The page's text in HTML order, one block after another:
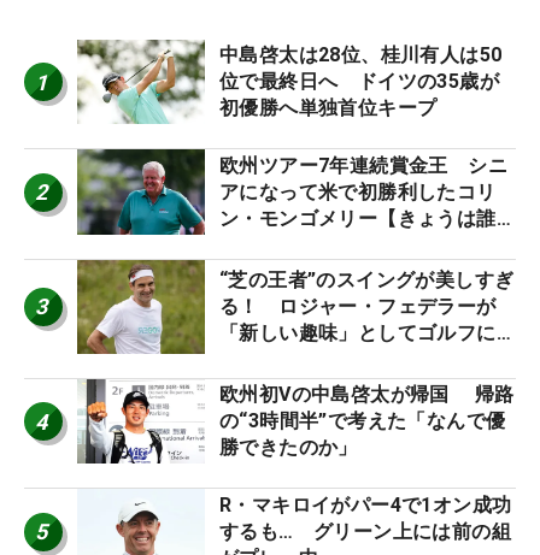
1
中島啓太は28位、桂川有人は50
位で最終日へ ドイツの35歳が
初優勝へ単独首位キープ
2
欧州ツアー7年連続賞金王 シニ
アになって米で初勝利したコリ
ン・モンゴメリー【きょうは誰の
3
“芝の王者”のスイングが美しすぎ
る！ ロジャー・フェデラーが
「新しい趣味」としてゴルフに挑
4
欧州初Vの中島啓太が帰国 帰路
の“3時間半”で考えた「なんで優
勝できたのか」
5
R・マキロイがパー4で1オン成功
するも… グリーン上には前の組